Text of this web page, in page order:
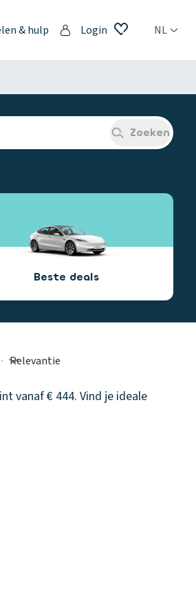
& hulp Login NL
Zoeken
Beste deals
vanaf € 444. Vind je ideale